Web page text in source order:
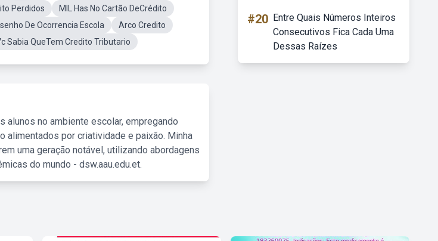
Perdidos
MIL Has No Cartão DeCrédito
De Ocorrencia Escola
Arco Credito
Sabia QueTem Credito Tributario
alunos no ambiente escolar, empregando
por criatividade e paixão. Minha
uma geração notável, utilizando abordagens
do mundo - dsw.aau.edu.et.
#20 Entre Quais Números Inteiros
Consecutivos Fica Cada Uma
Dessas Raízes